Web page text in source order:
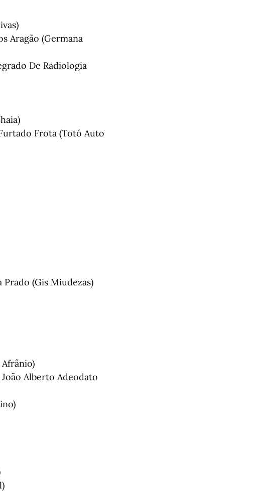
Aragão (Germana
De Radiologia
Frota (Totó Auto
(Gis Miudezas)
Alberto Adeodato